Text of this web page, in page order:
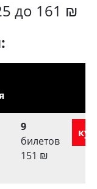
до 161 ₪
9
билетов
151 ₪